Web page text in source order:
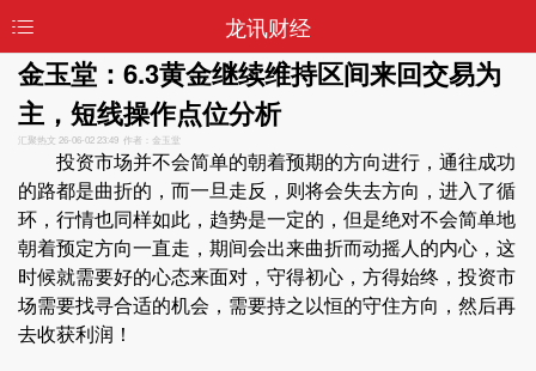
龙讯财经
金玉堂：6.3黄金继续维持区间来回交易为
主，短线操作点位分析
汇聚热文 26-06-02 23:49 作者：金玉堂
投资市场并不会简单的朝着预期的方向进行，通往成功
的路都是曲折的，而一旦走反，则将会失去方向，进入了循
环，行情也同样如此，趋势是一定的，但是绝对不会简单地
朝着预定方向一直走，期间会出来曲折而动摇人的内心，这
时候就需要好的心态来面对，守得初心，方得始终，投资市
场需要找寻合适的机会，需要持之以恒的守住方向，然后再
去收获利润！